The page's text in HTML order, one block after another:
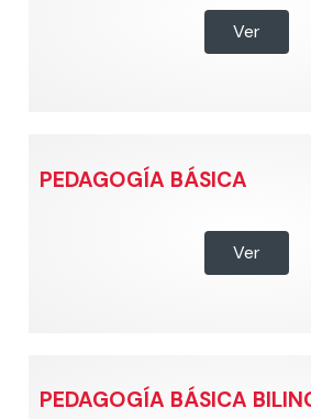
Ver
PEDAGOGÍA BÁSICA
Ver
PEDAGOGÍA BÁSICA